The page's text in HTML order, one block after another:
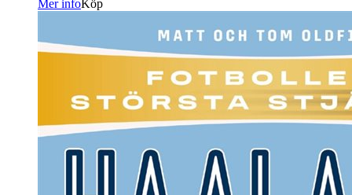
Mer infoKöp